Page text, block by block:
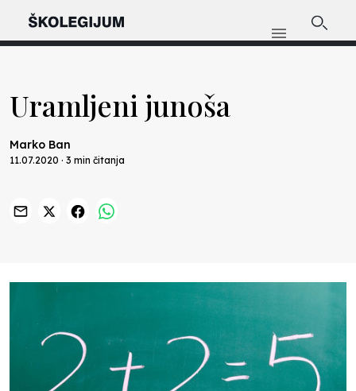
Uramljeni junoša
Marko Ban
11.07.2020 · 3 min čitanja